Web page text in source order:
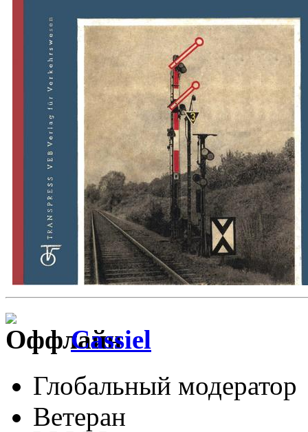
Cassiel
Глобальный модератор
Ветеран